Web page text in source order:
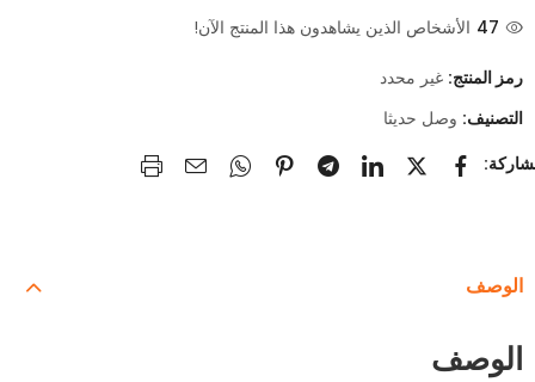
47 الأشخاص الذين يشاهدون هذا المنتج الآن!
رمز المنتج: غير محدد
التصنيف: وصل حديثا
الوصف
الوصف